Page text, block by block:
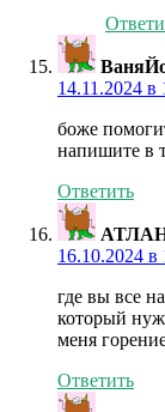
14.11.2024 в
боже
напишите в
Ответить
16.10.2024 в
где вы все
который
меня
Ответить